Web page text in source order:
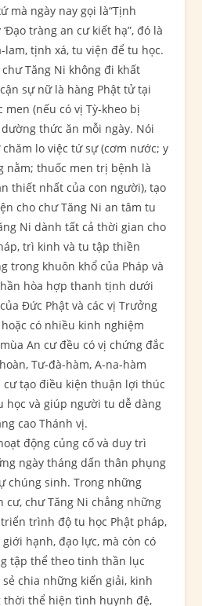
mà ngày nay gọi là“Tịnh
tràng an cư kiết hạ”, đó là
lam, tịnh xá, tu viện để tu học.
Tăng Ni không đi khất
sự nữ là hàng Phật tử tại
(nếu có vị Tỳ-kheo bị
thức ăn mỗi ngày. Nói
lo việc tứ sự (cơm nước; y
nằm; thuốc men trị bệnh là
thiết nhất của con người), tạo
cho chư Tăng Ni an tâm tu
Ni dành tất cả thời gian cho
trì kinh và tu tập thiền
trong khuôn khổ của Pháp và
hòa hợp thanh tịnh dưới
Đức Phật và các vị Trưởng
có nhiều kinh nghiệm
An cư đều có vị chứng đắc
Tư-đà-hàm, A-na-hàm
cư tạo điều kiện thuận lợi thúc
học và giúp người tu dễ dàng
cao Thánh vị.
động củng cố và duy trì
ngày tháng dấn thân phụng
chúng sinh. Trong những
cư, chư Tăng Ni chẳng những
trình độ tu học Phật pháp,
hạnh, đạo lực, mà còn có
tập thể theo tinh thần lục
chia những kiến giải, kinh
thời thể hiện tình huynh đệ,